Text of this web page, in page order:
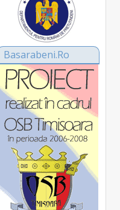
Basarabeni.Ro